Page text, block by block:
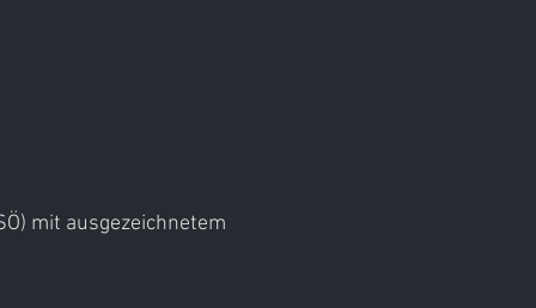
mit ausgezeichnetem